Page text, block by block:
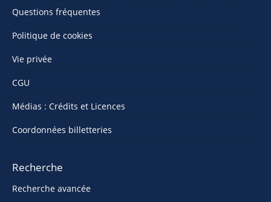
Questions fréquentes
Politique de cookies
Vie privée
CGU
Médias : Crédits et Licences
Coordonnées billetteries
Recherche
Recherche avancée